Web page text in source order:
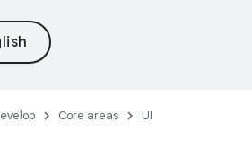
Core areas
UI